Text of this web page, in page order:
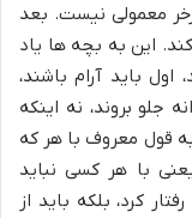
معمولی نیست. بعد
این به بچه ها یاد
باید آرام باشند،
بروند، نه اینکه
قول معروف با هر که
با هر کسی نباید
کرد، بلکه باید از